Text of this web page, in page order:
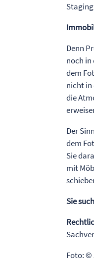
Denn
noch in
dem
nicht in
die
Der
dem
Sie
mit
Sie
Foto: ©